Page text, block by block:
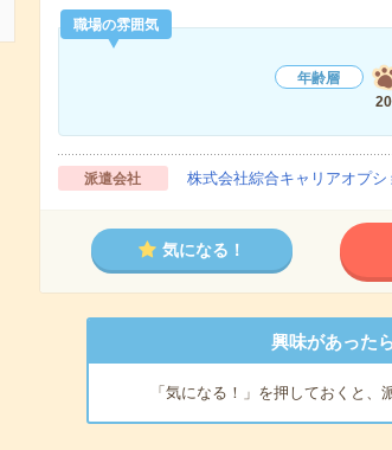
職場の雰囲気
年齢層
派遣会社 株式会社綜合キャリアオプ
気になる！
興味があった
「気になる！」を押しておくと、